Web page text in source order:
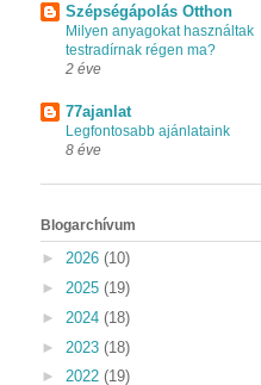
Szépségápolás Otthon
Milyen anyagokat használtak
testradírnak régen ma?
2 éve
77ajanlat
Legfontosabb ajánlataink
8 éve
Blogarchívum
► 2026 (10)
► 2025 (19)
► 2024 (18)
► 2023 (18)
► 2022 (19)